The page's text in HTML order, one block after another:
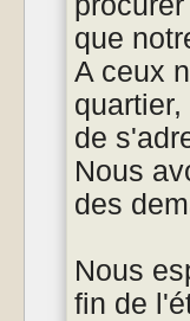
que
A ceux
de
Nous
des
Nous
fin de